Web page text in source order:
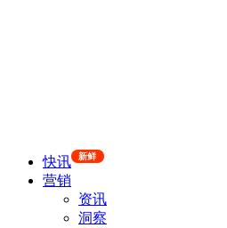
快讯 新鲜
营销
资讯
洞察